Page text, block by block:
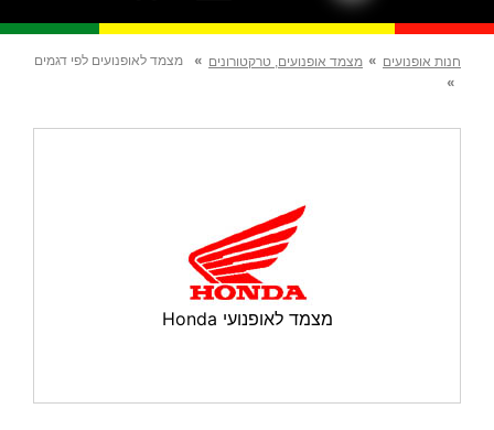
חנות אופנועים » מצמד אופנועים, טרקטורונים » מצמד לאופנועים לפי דגמים
»
מצמד לאופנועי Honda